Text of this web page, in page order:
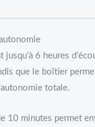
jusqu’à 6 heures
que le boîtier
totale.
10 minutes permet